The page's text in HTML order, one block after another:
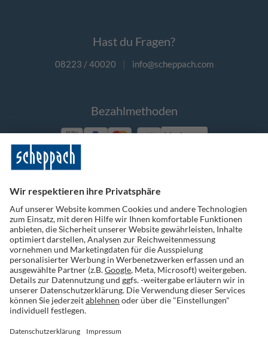
Hast du Fragen?
08223 / 40020 | info@scheppach.com
Bezahlmethoden
Vorkasse
Folge uns auf Social Media